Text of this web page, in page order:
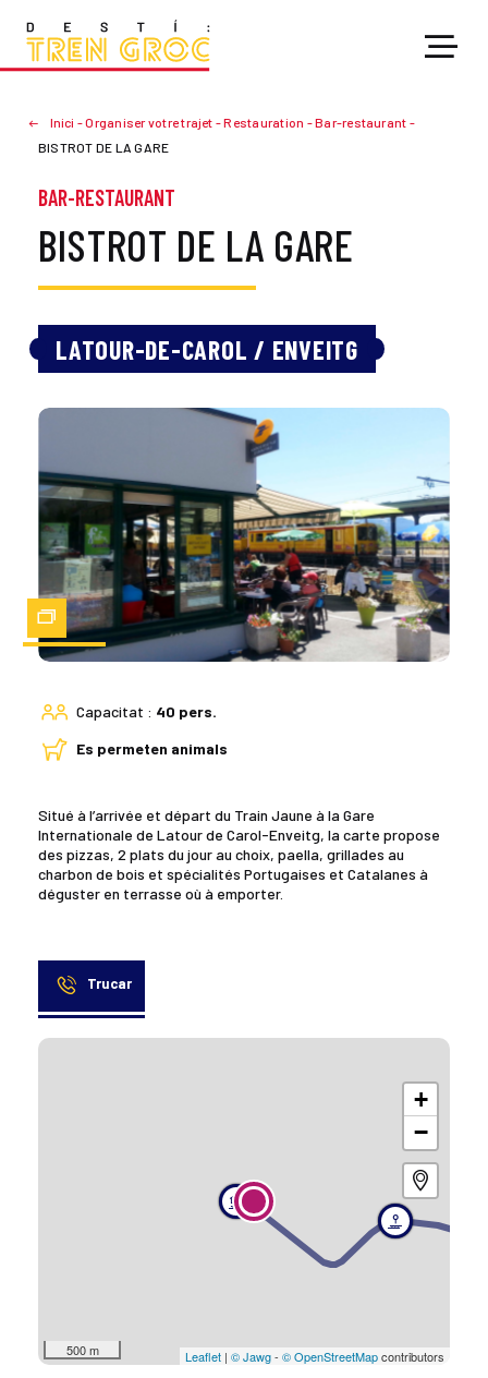
Inici -Organiser votre trajet -Restauration -Bar-restaurant -
BISTROT DE LA GARE
BAR-RESTAURANT
BISTROT DE LA GARE
LATOUR-DE-CAROL / ENVEITG
Zoom
Capacitat : 40 pers.
Es permeten animals
Situé à l’arrivée et départ du Train Jaune à la Gare
Internationale de Latour de Carol-Enveitg, la carte propose
des pizzas, 2 plats du jour au choix, paella, grillades au
charbon de bois et spécialités Portugaises et Catalanes à
déguster en terrasse où à emporter.
Trucar
+
−
500 m Leaflet | © Jawg- © OpenStreetMapcontributors